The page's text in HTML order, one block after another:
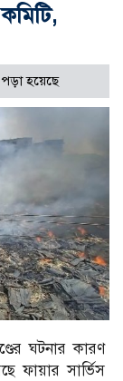
হয়েছে
ঘটনার কারণ
ফায়ার সার্ভিস